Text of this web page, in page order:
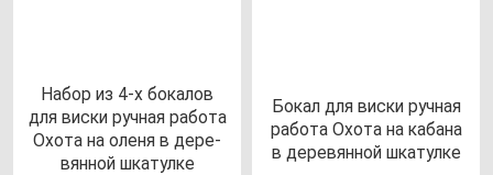
Набор из 4-х бо­ка­лов
для вис­ки руч­ная ра­бо­та
Охо­та на оле­ня в де­ре­
вян­ной шка­тул­ке
Бокал для вис­ки руч­ная
ра­бо­та Охо­та на ка­ба­на
в де­ре­вян­ной шка­тул­ке